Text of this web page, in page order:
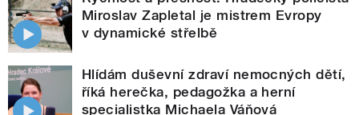
Miroslav Zapletal je mistrem Evropy
v dynamické střelbě
Hlídám duševní zdraví nemocných dětí,
říká herečka, pedagožka a herní
specialistka Michaela Váňová